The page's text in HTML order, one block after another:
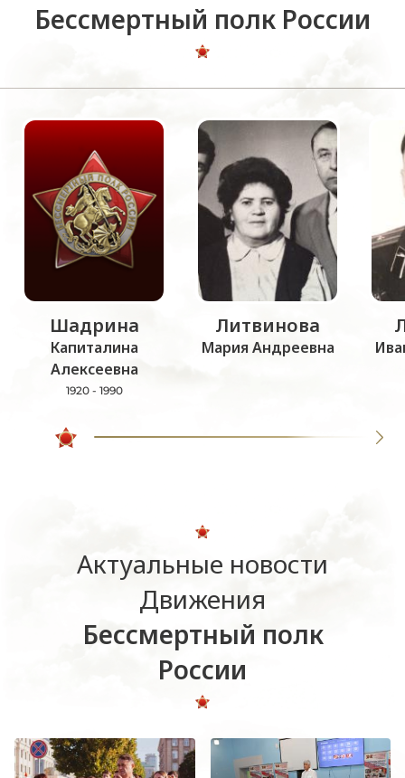
Бессмертный полк России
Шадрина
Капиталина
Алексеевна
1920 - 1990
Литвинова
Мария Андреевна
Актуальные новости
Движения
Бессмертный полк
России